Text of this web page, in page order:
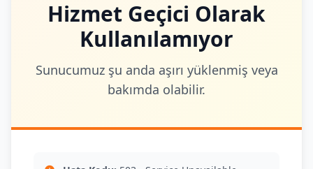
Hizmet Geçici Olarak
Kullanılamıyor
Sunucumuz şu anda aşırı yüklenmiş veya
bakımda olabilir.